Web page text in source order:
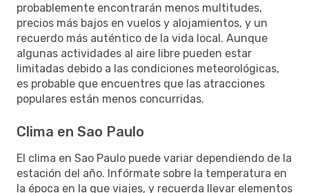
probablemente encontrarán menos multitudes,
precios más bajos en vuelos y alojamientos, y un
recuerdo más auténtico de la vida local. Aunque
algunas actividades al aire libre pueden estar
limitadas debido a las condiciones meteorológicas,
es probable que encuentres que las atracciones
populares están menos concurridas.
Clima en Sao Paulo
El clima en Sao Paulo puede variar dependiendo de la
estación del año. Infórmate sobre la temperatura en
la época en la que viajes, y recuerda llevar elementos